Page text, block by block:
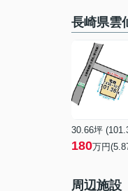
長崎県雲
30.66坪
180万円
周辺施設